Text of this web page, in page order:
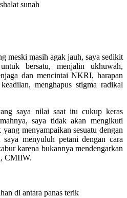
sunah
meski masih agak jauh, saya sedikit
bersatu, menjalin ukhuwah,
dan mencintai NKRI, harapan
menghapus stigma radikal
saya nilai saat itu cukup keras
saya tidak akan mengikuti
menyampaikan sesuatu dengan
menyuluh petani dengan cara
karena bukannya mendengarkan
CMIIW.
di antara panas terik